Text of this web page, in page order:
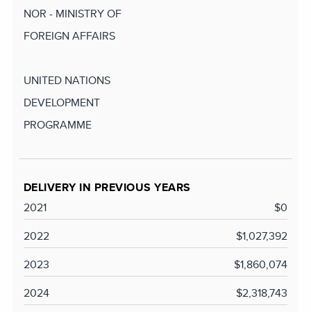
NOR - MINISTRY OF
FOREIGN AFFAIRS
UNITED NATIONS
DEVELOPMENT
PROGRAMME
DELIVERY IN PREVIOUS YEARS
2021
$0
2022
$1,027,392
2023
$1,860,074
2024
$2,318,743